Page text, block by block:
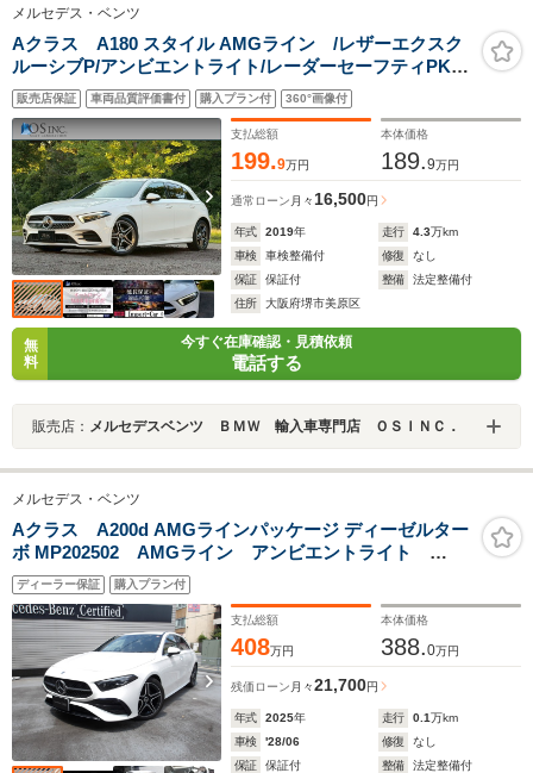
メルセデス・ベンツ
Aクラス A180 スタイル AMGライン /レザーエクスク
ルーシブP/アンビエントライト/レーダーセーフティPKG/
パワーシート・ヒーター・メモリー/バックカメラ/純正ナ
ビ/フルセグTV/Bluetooth/ETC/純正AW
販売店保証 車両品質評価書付 購入プラン付 360°画像付
支払総額
199.9万円
本体価格
189.9万円
通常ローン 月々 16,500円
年式 2019年 走行 4.3万km
車検
車検整備付 修復
なし
保証
保証付 整備
法定整備付
住所
大阪府堺市美原区
無
料
今すぐ在庫確認・見積依頼
電話する
販売店： メルセデスベンツ ＢＭＷ 輸入車専門店 ＯＳＩＮＣ．
メルセデス・ベンツ
Aクラス A200d AMGラインパッケージ ディーゼルター
ボ MP202502 AMGライン アンビエントライト
MBUXARナビ
ディーラー保証 購入プラン付
支払総額
408万円
本体価格
388.0万円
残価ローン 月々21,700円
年式 2025年 走行 0.1万km
車検
'28/06 修復
なし
保証
保証付 整備
法定整備付